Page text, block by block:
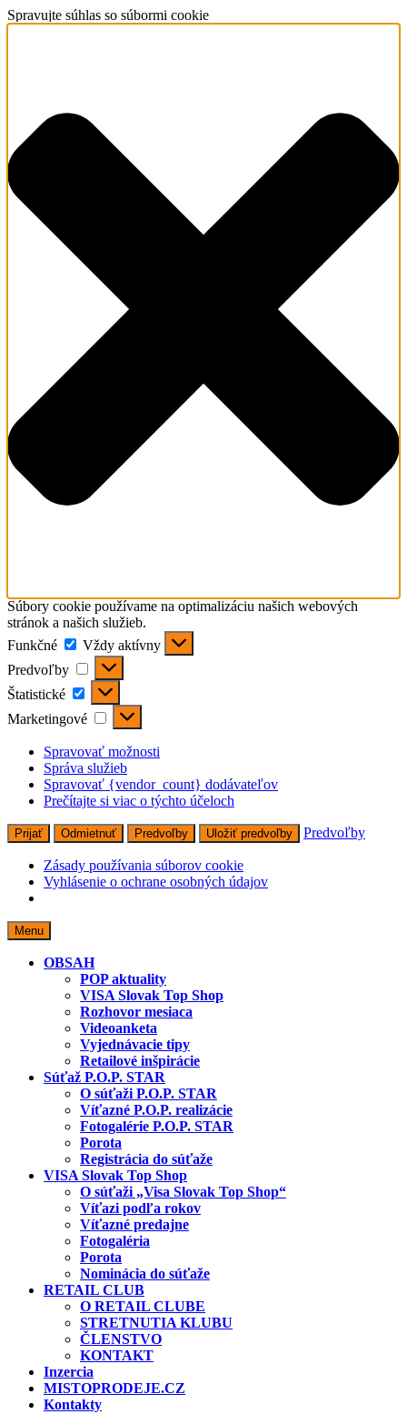
Spravujte súhlas so súbormi cookie
Súbory cookie používame na optimalizáciu našich webových
stránok a našich služieb.
Funkčné
Funkčné
Vždy aktívny
Predvoľby
Predvoľby
Štatistické Štatistické
Marketingové Marketingové
Spravovať možnosti
Správa služieb
Spravovať {vendor_count} dodávateľov
Prečítajte si viac o týchto účeloch
Prijať Odmietnuť Predvoľby Uložiť predvoľby Predvoľby
Zásady používania súborov cookie
Vyhlásenie o ochrane osobných údajov
Skip
to
content
Menu
OBSAH
POP aktuality
VISA Slovak Top Shop
Rozhovor mesiaca
Videoanketa
Vyjednávacie tipy
Retailové inšpirácie
Súťaž P.O.P. STAR
O súťaži P.O.P. STAR
Víťazné P.O.P. realizácie
Fotogalérie P.O.P. STAR
Porota
Registrácia do súťaže
VISA Slovak Top Shop
O súťaži „Visa Slovak Top Shop“
Víťazi podľa rokov
Víťazné predajne
Fotogaléria
Porota
Nominácia do súťaže
RETAIL CLUB
O RETAIL CLUBE
STRETNUTIA KLUBU
ČLENSTVO
KONTAKT
Inzercia
MISTOPRODEJE.CZ
Kontakty